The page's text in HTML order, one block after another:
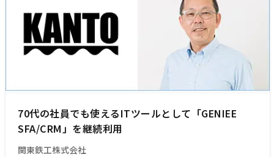
70代の社員でも使えるITツールとして「GENIEE
SFA/CRM」を継続利用
関東鉄工株式会社